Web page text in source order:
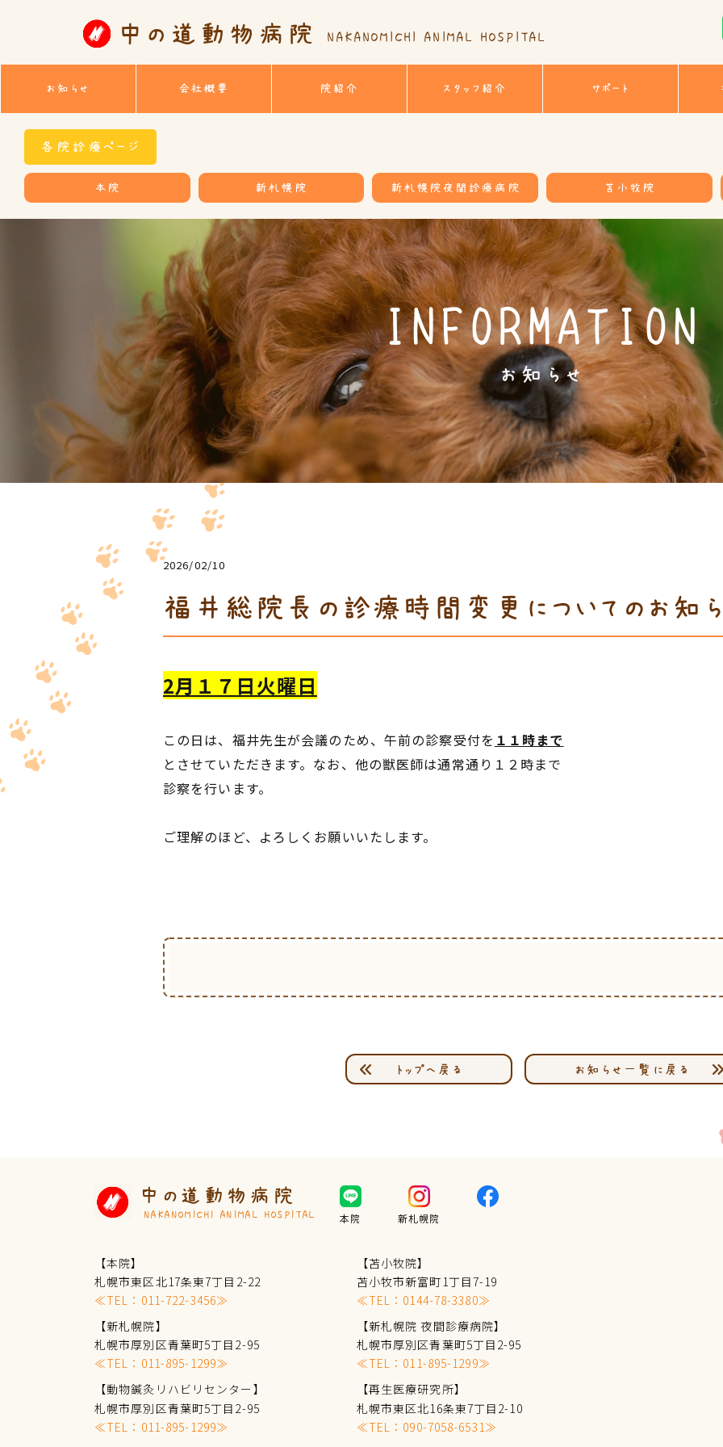
中の道動物病院 NAKANOMICHI ANIMAL HOSPITAL
お知らせ 会社概要 院紹介 スタッフ紹介 サポート
各院診療ページ
本院 新札幌院 新札幌院夜間診療病院 苫小牧院
お知らせ
INFORMATION
2026/02/10
福井総院長の診療時間変更についてのお知
2月１７日火曜日
この日は、福井先生が会議のため、午前の診察受付を １１時まで
とさせていただきます。なお、他の獣医師は通常通り１２時まで
診察を行います。
ご理解のほど、よろしくお願いいたします。
トップへ戻る お知らせ一覧に戻る
中の道動物病院
NAKANOMICHI ANIMAL HOSPITAL 本院 新札幌院
【本院】
札幌市東区北17条東7丁目2-22
≪TEL： 011-722-3456≫
【苫小牧院】
苫小牧市新富町1丁目7-19
≪TEL： 0144-78-3380≫
【新札幌院】
札幌市厚別区青葉町5丁目2-95
≪TEL： 011-895-1299≫
【新札幌院 夜間診療病院】
札幌市厚別区青葉町5丁目2-95
≪TEL： 011-895-1299≫
【動物鍼灸リハビリセンター】
札幌市厚別区青葉町5丁目2-95
≪TEL： 011-895-1299≫
【再生医療研究所】
札幌市東区北16条東7丁目2-10
≪TEL： 090-7058-6531 ≫